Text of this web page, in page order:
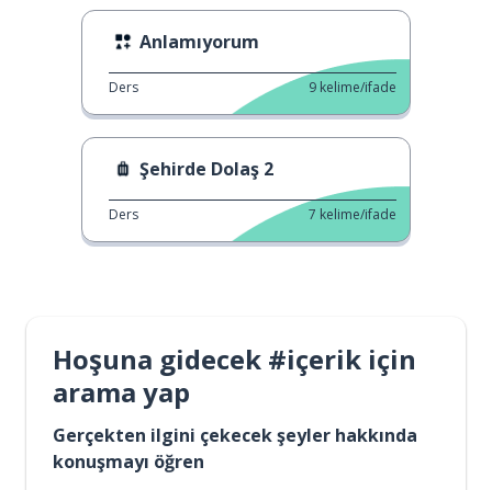
Anlamıyorum
Ders 9 kelime/ifade
Şehirde Dolaş 2
Ders 7 kelime/ifade
Hoşuna gidecek #içerik için
arama yap
Gerçekten ilgini çekecek şeyler hakkında
konuşmayı öğren